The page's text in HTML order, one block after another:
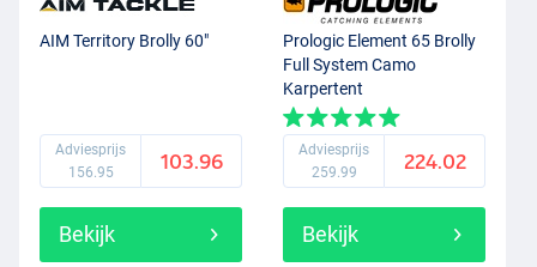
AIM Territory Brolly 60"
Adviesprijs
156.95
103.96
Bekijk
Prologic Element 65 Brolly
Full System Camo
Karpertent
Adviesprijs
259.99
224.02
Bekijk